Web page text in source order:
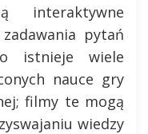
interaktywne
pytań
istnieje wiele
nauce gry
filmy te mogą
wiedzy